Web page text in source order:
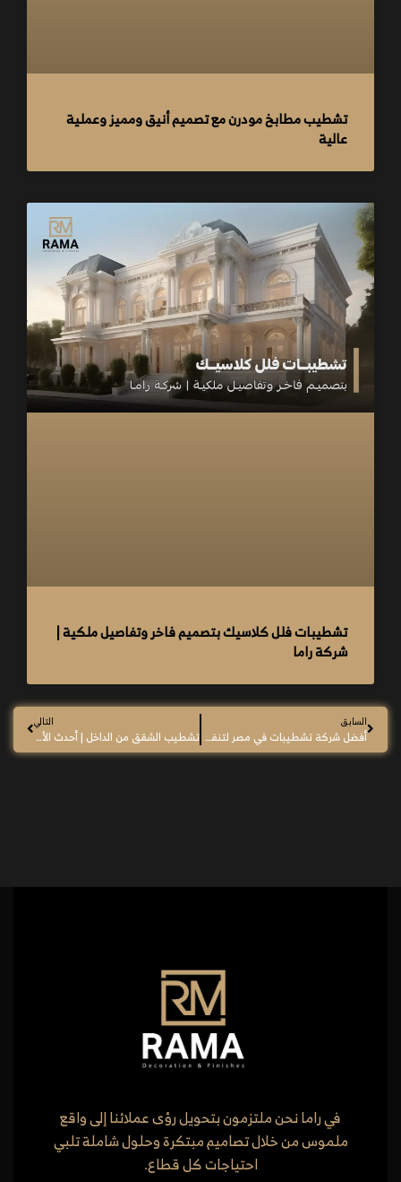
تشطيب مطابخ مودرن مع تصميم أنيق ومميز وعملية
عالية
تشطيبات فلل كلاسيك بتصميم فاخر وتفاصيل ملكية |
شركة راما
السابق
أفضل شركة تشطيبات في مصر لتنفيذ كافة أعمال التشطيب
التالي
تشطيب الشقق من الداخل | أحدث الأفكار وتشطيبات شقق عصرية 2026
في راما نحن ملتزمون بتحويل رؤى عملائنا إلى واقع
ملموس من خلال تصاميم مبتكرة وحلول شاملة تلبي
احتياجات كل قطاع.